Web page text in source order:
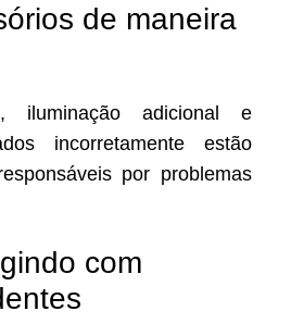
de maneira
iluminação adicional e
incorretamente estão
por problemas
com